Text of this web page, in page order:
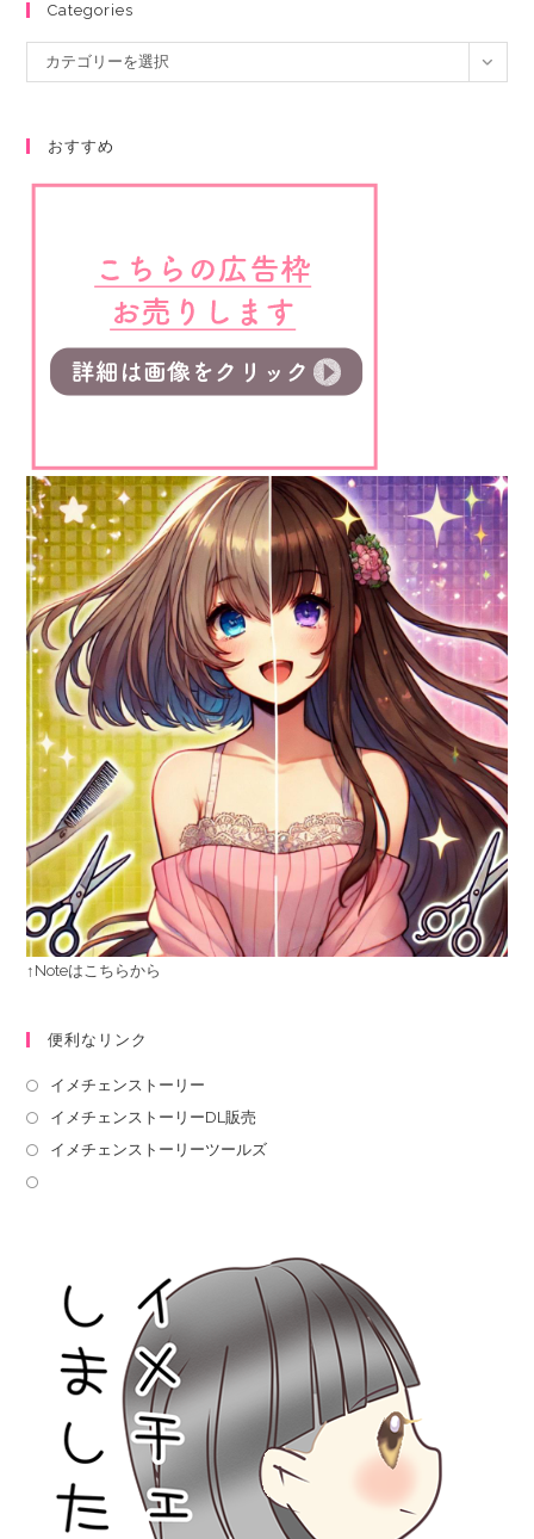
Categories
カテゴリーを選択
おすすめ
↑Noteはこちらから
便利なリンク
イメチェンストーリー
イメチェンストーリーDL販売
イメチェンストーリーツールズ